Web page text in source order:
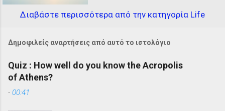
Διαβάστε περισσότερα από την κατηγορία Life
Δημοφιλείς αναρτήσεις από αυτό το ιστολόγιο
Quiz : How well do you know the Acropolis
of Athens?
- 00:41